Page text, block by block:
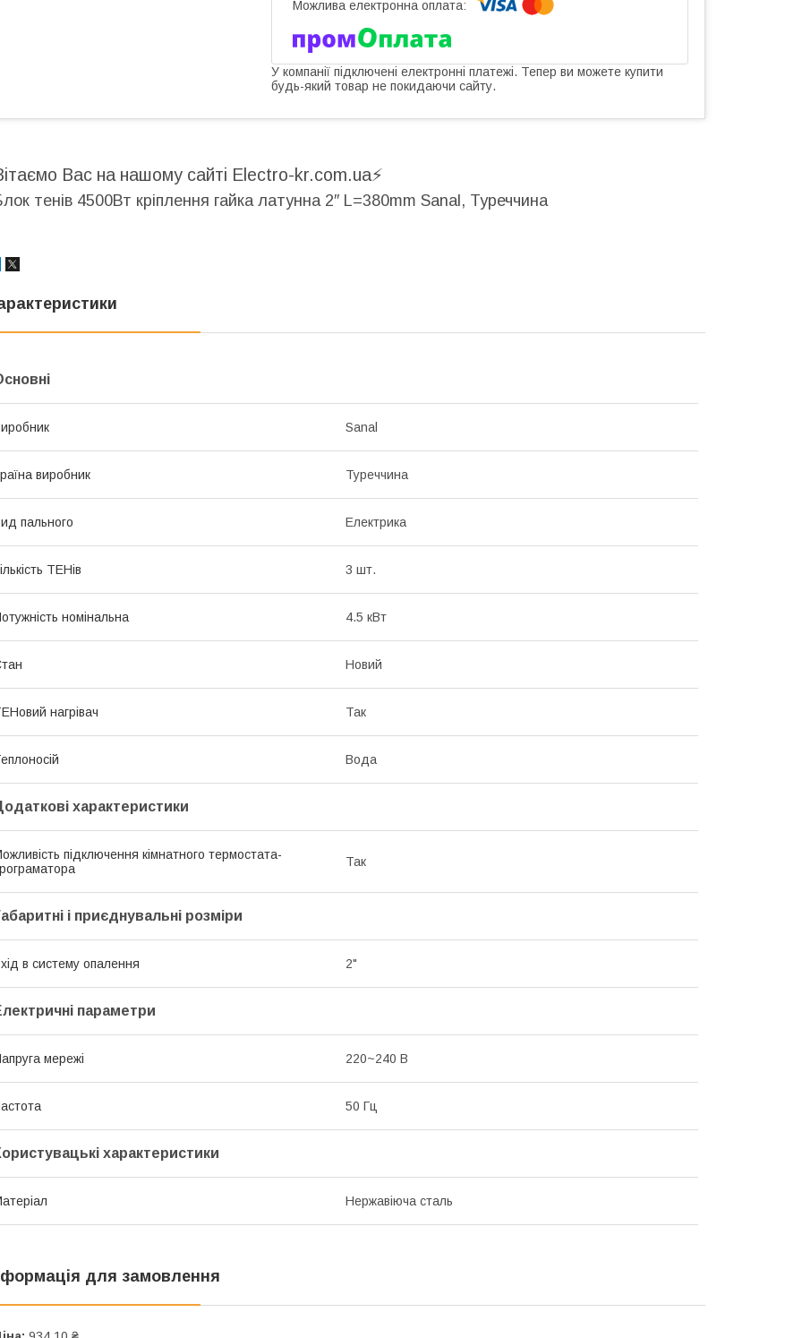
У компанії підключені електронні платежі. Тепер ви можете купити
будь-який товар не покидаючи сайту.
Вас на нашому сайті Electro-kr.com.ua⚡️
тенів 4500Вт кріплення гайка латунна 2″ L=380mm Sanal, Туреччина
Sanal
виробник Туреччина
пального Електрика
ТЕНів 3 шт.
номінальна 4.5 кВт
Новий
нагрівач Так
Вода
характеристики
підключення кімнатного термостата-
Так
і приєднувальні розміри
в систему опалення 2"
параметри
мережі 220~240 В
50 Гц
характеристики
Нержавіюча сталь
для замовлення